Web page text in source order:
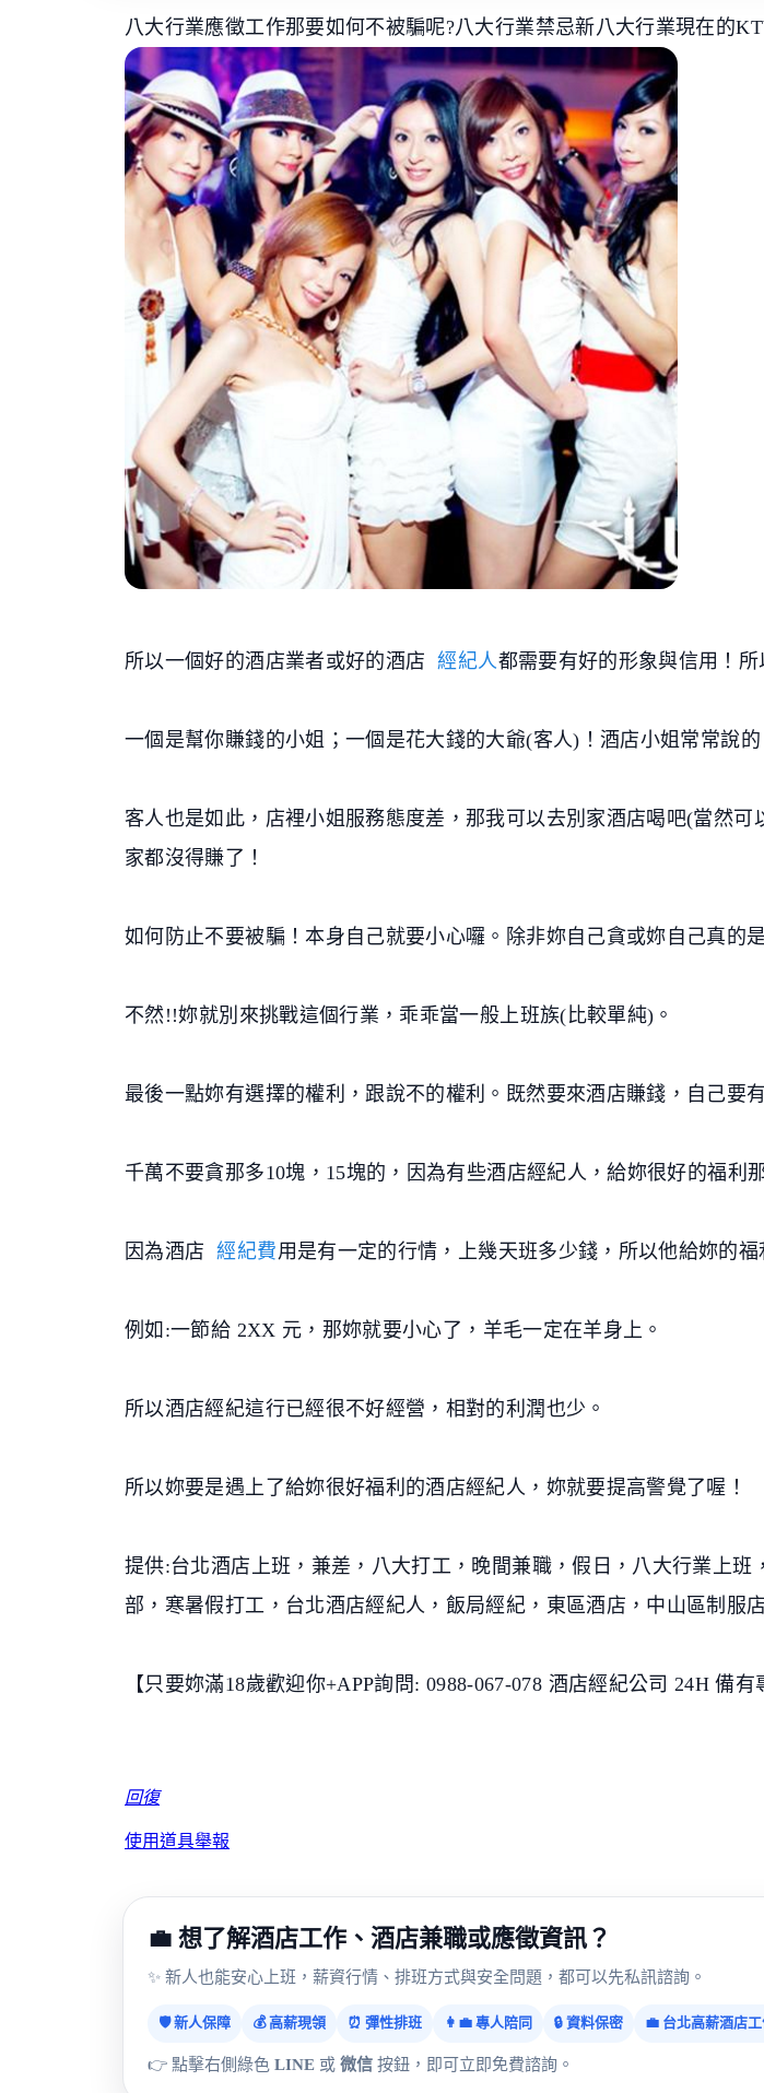
八大行業應徵工作那要如何不被騙呢?八大行業禁忌新八大行業現在的
所以一個好的酒店業者或好的酒店 經紀人都需要有好的形象與信用！
一個是幫你賺錢的小姐；一個是花大錢的大爺(客人)！酒店小姐常常說
客人也是如此，店裡小姐服務態度差，那我可以去別家酒店喝吧(當然
家都沒得賺了！
如何防止不要被騙！本身自己就要小心囉。除非妳自己貪或妳自己真的
不然!!妳就別來挑戰這個行業，乖乖當一般上班族(比較單純)。
最後一點妳有選擇的權利，跟說不的權利。既然要來酒店賺錢，自己要
千萬不要貪那多10塊，15塊的，因為有些酒店經紀人，給妳很好的福利
因為酒店 經紀費用是有一定的行情，上幾天班多少錢，所以他給妳的
例如:一節給 2XX 元，那妳就要小心了，羊毛一定在羊身上。
所以酒店經紀這行已經很不好經營，相對的利潤也少。
所以妳要是遇上了給妳很好福利的酒店經紀人，妳就要提高警覺了喔！
提供:台北酒店上班，兼差，八大打工，晚間兼職，假日，八大行業上
部，寒暑假打工，台北酒店經紀人，飯局經紀，東區酒店，中山區制服
【只要妳滿18歲歡迎你+APP詢問: 0988-067-078 酒店經紀公司 24H 備
回復
使用道具舉報
💼 想了解酒店工作、酒店兼職或應徵資訊？
✨ 新人也能安心上班，薪資行情、排班方式與安全問題，都可以先私訊諮詢。
🛡️ 新人保障 💰 高薪現領 ⏰ 彈性排班 👩‍💼 專人陪同 🔒 資料保密 💼 台北高薪酒店
👉 點擊右側綠色 LINE 或 微信 按鈕，即可立即免費諮詢。